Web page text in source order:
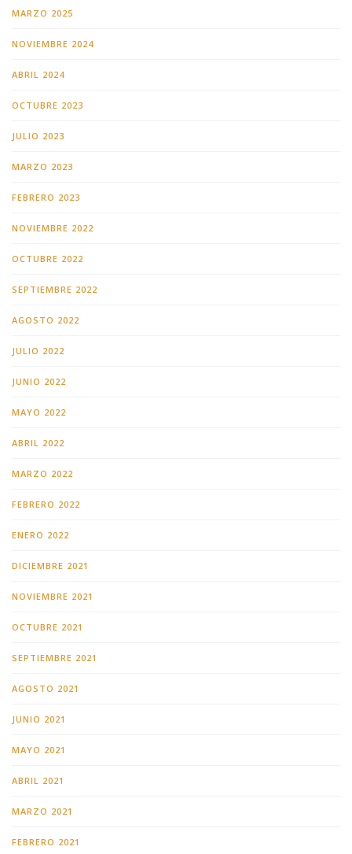
MARZO 2025
NOVIEMBRE 2024
ABRIL 2024
OCTUBRE 2023
JULIO 2023
MARZO 2023
FEBRERO 2023
NOVIEMBRE 2022
OCTUBRE 2022
SEPTIEMBRE 2022
AGOSTO 2022
JULIO 2022
JUNIO 2022
MAYO 2022
ABRIL 2022
MARZO 2022
FEBRERO 2022
ENERO 2022
DICIEMBRE 2021
NOVIEMBRE 2021
OCTUBRE 2021
SEPTIEMBRE 2021
AGOSTO 2021
JUNIO 2021
MAYO 2021
ABRIL 2021
MARZO 2021
FEBRERO 2021